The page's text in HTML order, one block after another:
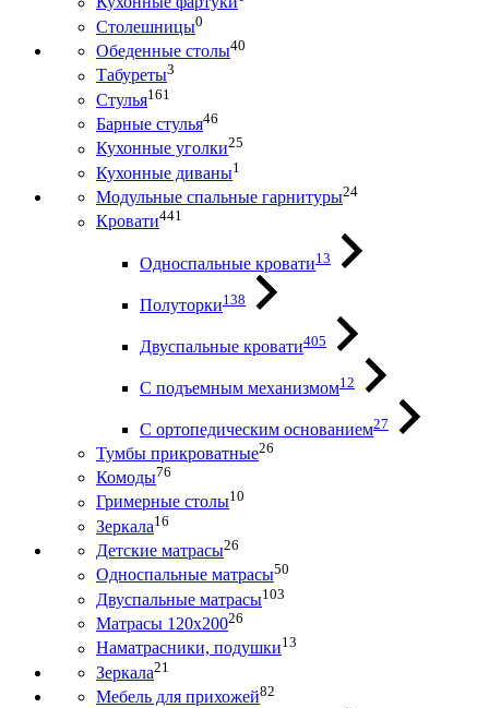
Столешницы0
Обеденные столы40
Табуреты3
Стулья161
Барные стулья46
Кухонные уголки25
Кухонные диваны1
Модульные спальные гарнитуры24
Кровати441
Односпальные кровати13
Полуторки138
Двуспальные кровати405
С подъемным механизмом12
С ортопедическим основанием27
Тумбы прикроватные26
Комоды76
Гримерные столы10
Зеркала16
Детские матрасы26
Односпальные матрасы50
Двуспальные матрасы103
Матрасы 120х20026
Наматрасники, подушки13
Зеркала21
Мебель для прихожей82